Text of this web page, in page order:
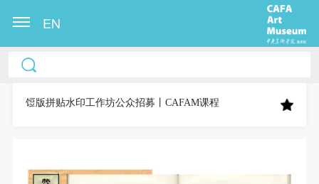
EN
饾版拼贴水印工作坊公众招募丨CAFAM课程
中央美术学院美术馆出版授权协议书
称“CAFAM”），愿意将本人参与中央美术学院美术馆
中央美术学院美术馆出版授权协议书
称“CAFAM”），愿意将本人参与中央美术学院美术馆
中央美术学院美术馆出版授权协议书
称“CAFAM”），愿意将本人参与中央美术学院美术馆